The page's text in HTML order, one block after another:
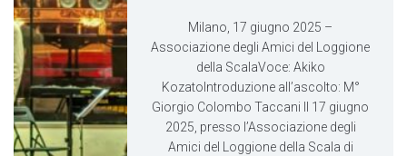
Milano, 17 giugno 2025 –
Associazione degli Amici del Loggione
della ScalaVoce: Akiko
KozatoIntroduzione all’ascolto: M°
Giorgio Colombo Taccani Il 17 giugno
2025, presso l’Associazione degli
Amici del Loggione della Scala di